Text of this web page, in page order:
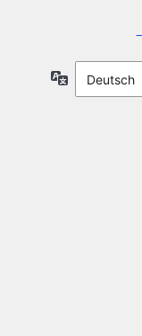
Sprache